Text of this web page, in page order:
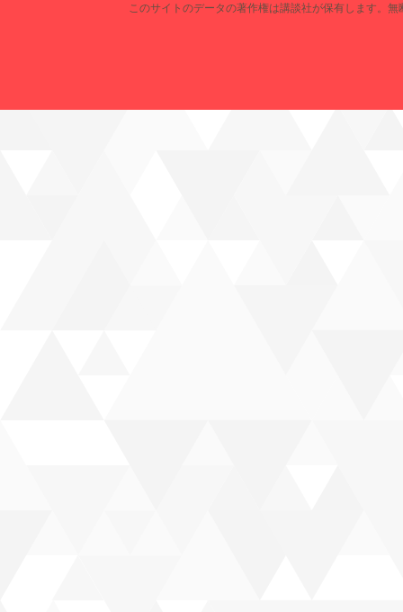
このサイトのデータの著作権は講談社が保有します。